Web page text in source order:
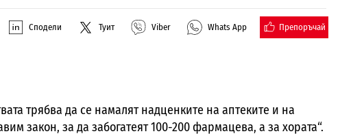
Сподели Туит Viber Whats App Препоръчай
трябва да се намалят надценките на аптеките и на
закон, за да забогатеят 100-200 фармацева, а за хората“.